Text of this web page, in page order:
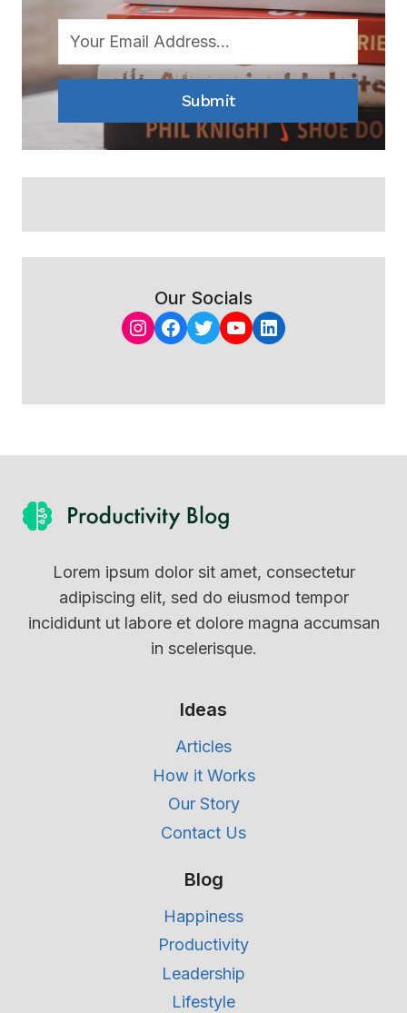
Submit
Our Socials
Instagram
Facebook
Twitter
YouTube
LinkedIn
Lorem ipsum dolor sit amet, consectetur
adipiscing elit, sed do eiusmod tempor
incididunt ut labore et dolore magna accumsan
in scelerisque.
Ideas
Articles
How it Works
Our Story
Contact Us
Blog
Happiness
Productivity
Leadership
Lifestyle